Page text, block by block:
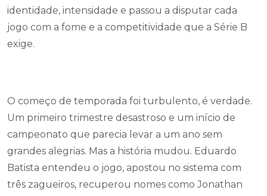
identidade, intensidade e passou a disputar cada
jogo com a fome e a competitividade que a Série B
exige.
O começo de temporada foi turbulento, é verdade.
Um primeiro trimestre desastroso e um início de
campeonato que parecia levar a um ano sem
grandes alegrias. Mas a história mudou. Eduardo
Batista entendeu o jogo, apostou no sistema com
três zagueiros, recuperou nomes como Jonathan